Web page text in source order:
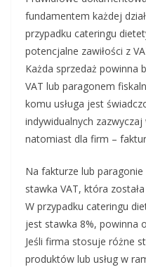
fundamentem każdej
przypadku cateringu
potencjalne zawiłości z
Każda sprzedaż powinna
VAT lub paragonem
komu usługa jest
indywidualnych
natomiast dla firm –
Na fakturze lub
stawka VAT, która
W przypadku cateringu
jest stawka 8%, powinna
Jeśli firma stosuje różne
produktów lub usług w